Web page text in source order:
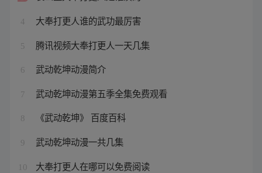
4 大奉打更人谁的武功最厉害
5 腾讯视频大奉打更人一天几集
6 武动乾坤动漫简介
7 武动乾坤动漫第五季全集免费观看
8 《武动乾坤》 百度百科
9 武动乾坤动漫一共几集
10 大奉打更人在哪可以免费阅读